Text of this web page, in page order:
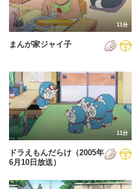
11分
まんが家ジャイ子
11分
ドラえもんだらけ（2005年
6月10日放送）